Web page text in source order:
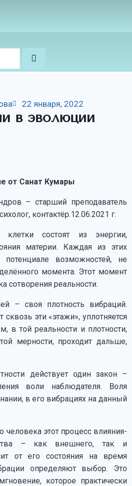
22 января, 2022
в эволюции
от Санат Кумары
– старший преподаватель
контактёр.12.06.2021 г.
состоят из энергии,
материи. Каждая из этих
потенциале возможностей, не
момента. Этот момент
сотворения реальности.
– своя плотность вибраций.
эти «этажи», уплотняется
в той реальности и плотности,
мерности, проходит дальше,
действует один закон –
воли наблюдателя. Воля
в его вибрациях на данный
человека этот процесс влияния-
– как внешнего, так и
от его состояния на время
определяют выбор. Это
которое практически